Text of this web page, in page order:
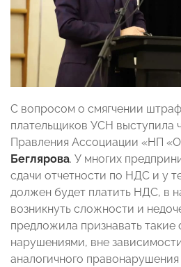
С вопросом о смягчении
плательщиков УСН выступила
Правления Ассоциации «НП
Беглярова. У многих
сдачи отчетности по НДС и у
должен будет платить НДС, в
возникнуть сложности и
предложила признавать
нарушениями, вне
аналогичного правонарушения